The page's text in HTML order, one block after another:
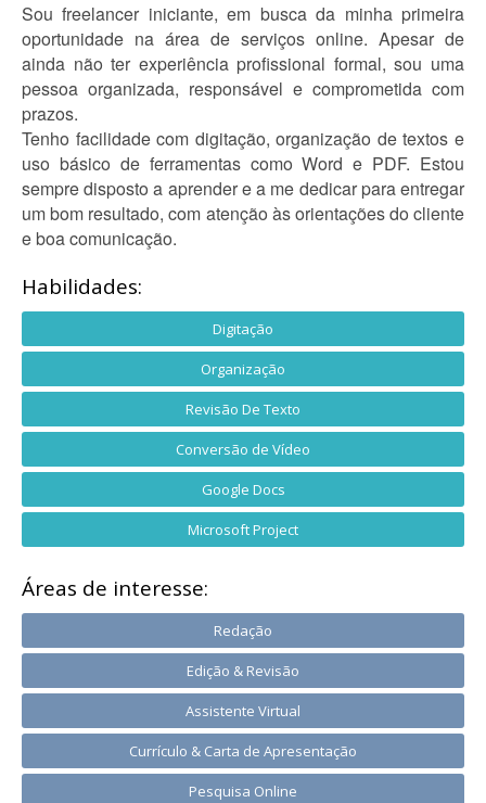
Sou freelancer iniciante, em busca da minha primeira
oportunidade na área de serviços online. Apesar de
ainda não ter experiência profissional formal, sou uma
pessoa organizada, responsável e comprometida com
prazos.
Tenho facilidade com digitação, organização de textos e
uso básico de ferramentas como Word e PDF. Estou
sempre disposto a aprender e a me dedicar para entregar
um bom resultado, com atenção às orientações do cliente
e boa comunicação.
Habilidades:
Digitação
Organização
Revisão De Texto
Conversão de Vídeo
Google Docs
Microsoft Project
Áreas de interesse:
Redação
Edição & Revisão
Assistente Virtual
Currículo & Carta de Apresentação
Pesquisa Online